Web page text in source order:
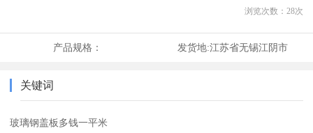
浏览次数： 28次
产品规格： 发货地:江苏省无锡江阴市
关键词
玻璃钢盖板多钱一平米